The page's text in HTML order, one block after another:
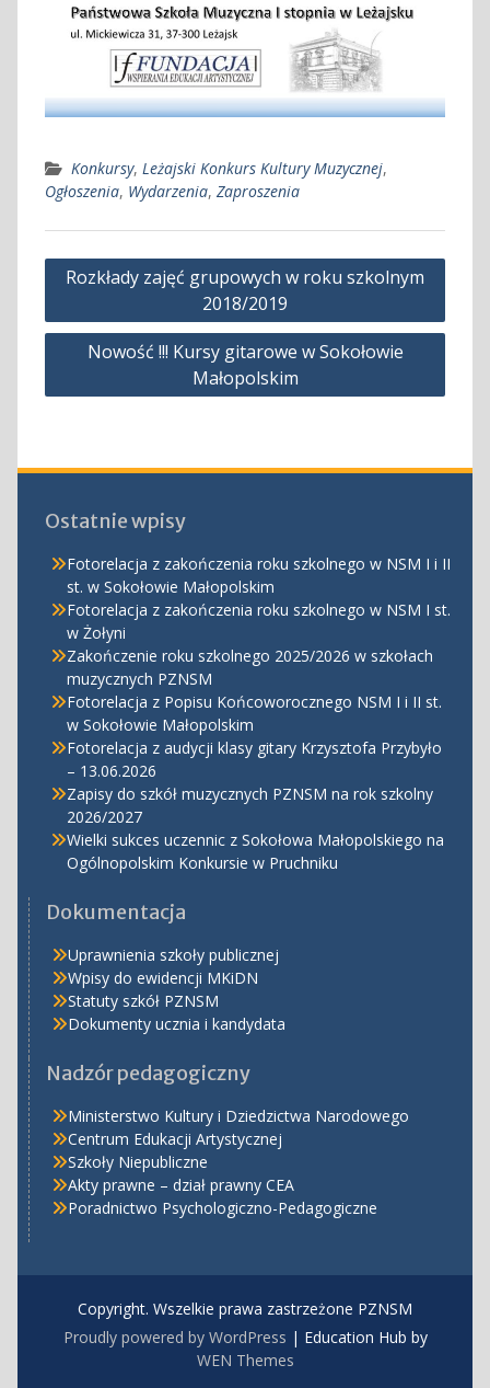
Konkursy, Leżajski Konkurs Kultury Muzycznej,
Ogłoszenia, Wydarzenia, Zaproszenia
Nawigacja
Rozkłady zajęć grupowych w roku szkolnym
2018/2019
Nowość !!! Kursy gitarowe w Sokołowie
Małopolskim
Ostatnie wpisy
Fotorelacja z zakończenia roku szkolnego w NSM I i II
st. w Sokołowie Małopolskim
Fotorelacja z zakończenia roku szkolnego w NSM I st.
w Żołyni
Zakończenie roku szkolnego 2025/2026 w szkołach
muzycznych PZNSM
Fotorelacja z Popisu Końcoworocznego NSM I i II st.
w Sokołowie Małopolskim
Fotorelacja z audycji klasy gitary Krzysztofa Przybyło
– 13.06.2026
Zapisy do szkół muzycznych PZNSM na rok szkolny
2026/2027
Wielki sukces uczennic z Sokołowa Małopolskiego na
Ogólnopolskim Konkursie w Pruchniku
Dokumentacja
Uprawnienia szkoły publicznej
Wpisy do ewidencji MKiDN
Statuty szkół PZNSM
Dokumenty ucznia i kandydata
Nadzór pedagogiczny
Ministerstwo Kultury i Dziedzictwa Narodowego
Centrum Edukacji Artystycznej
Szkoły Niepubliczne
Akty prawne – dział prawny CEA
Poradnictwo Psychologiczno-Pedagogiczne
Copyright. Wszelkie prawa zastrzeżone PZNSM
Proudly powered by WordPress | Education Hub by
WEN Themes